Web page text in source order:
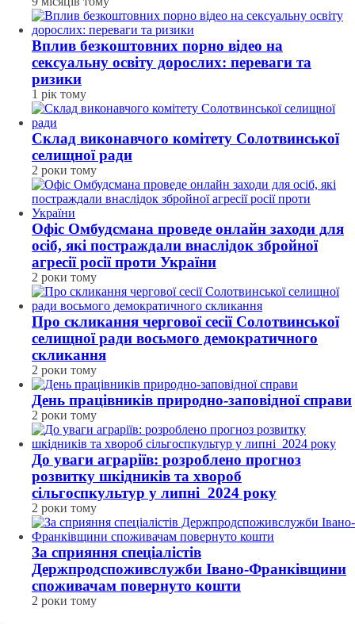
Вплив безкоштовних порно відео на
сексуальну освіту дорослих: переваги та
ризики
1 рік тому
Склад виконавчого комітету Солотвинської
селищної ради
2 роки тому
Офіс Омбудсмана проведе онлайн заходи для
осіб, які постраждали внаслідок збройної
агресії росії проти України
2 роки тому
Про скликання чергової сесії Солотвинської
селищної ради восьмого демократичного
скликання
2 роки тому
День працівників природно-заповідної справи
2 роки тому
До уваги аграріїв: розроблено прогноз
розвитку шкідників та хвороб
сільгоспкультур у липні 2024 року
2 роки тому
За сприяння спеціалістів
Держпродспоживслужби Івано-Франківщини
споживачам повернуто кошти
2 роки тому